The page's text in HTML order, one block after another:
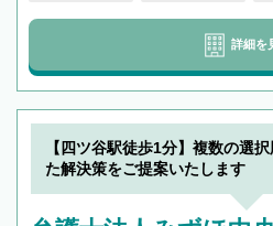
詳細を
【四ツ谷駅徒歩1分】複数の選
た解決策をご提案いたします